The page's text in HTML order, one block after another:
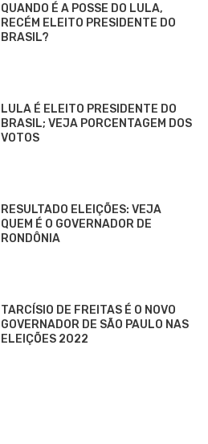
QUANDO É A POSSE DO LULA,
RECÉM ELEITO PRESIDENTE DO
BRASIL?
LULA É ELEITO PRESIDENTE DO
BRASIL; VEJA PORCENTAGEM DOS
VOTOS
RESULTADO ELEIÇÕES: VEJA
QUEM É O GOVERNADOR DE
RONDÔNIA
TARCÍSIO DE FREITAS É O NOVO
GOVERNADOR DE SÃO PAULO NAS
ELEIÇÕES 2022